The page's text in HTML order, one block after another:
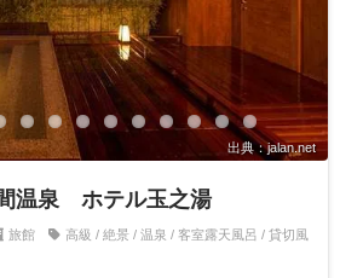
出典：jalan.net
温泉 ホテル玉之湯
旅館
高級 / 絶景 / 温泉 / 客室露天風呂 / 貸切風